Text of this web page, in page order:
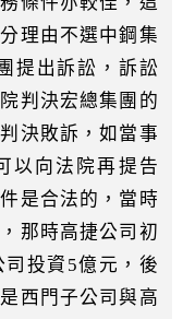
理由不選中鋼集
提出訴訟，訴訟
判決宏總集團的
決敗訴，如當事
以向法院再提告
是合法的，當時
那時高捷公司初
投資5億元，後
西門子公司與高